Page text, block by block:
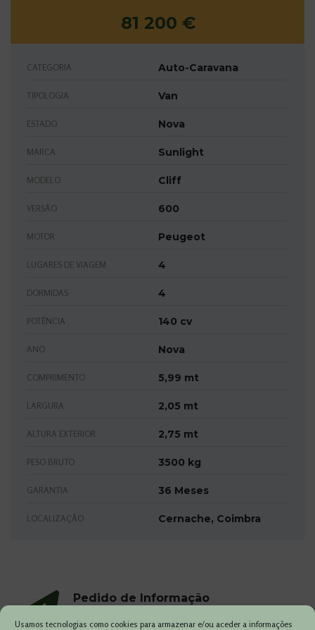
Usamos tecnologias como cookies para armazenar e/ou aceder a informações
81 200 €
CATEGORIA Auto-Caravana
TIPOLOGIA Van
ESTADO Nova
MARCA Sunlight
MODELO Cliff
VERSÃO 600
MOTOR Peugeot
LUGARES DE VIAGEM 4
DORMIDAS 4
POTÊNCIA 140 cv
ANO Nova
COMPRIMENTO 5,99 mt
LARGURA 2,05 mt
ALTURA EXTERIOR 2,75 mt
PESO BRUTO 3500 kg
GARANTIA 36 Meses
LOCALIZAÇÃO Cernache, Coimbra
Pedido de Informação